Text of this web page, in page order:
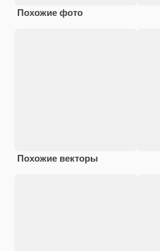
Похожие фото
Похожие векторы